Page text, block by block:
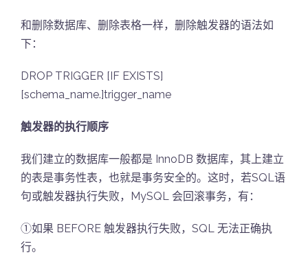
和删除数据库、删除表格一样，删除触发器的语法如
下：
DROP TRIGGER [IF EXISTS]
[schema_name.]trigger_name
触发器的执行顺序
我们建立的数据库一般都是 InnoDB 数据库，其上建立
的表是事务性表，也就是事务安全的。这时，若SQL语
句或触发器执行失败，MySQL 会回滚事务，有：
①如果 BEFORE 触发器执行失败，SQL 无法正确执
行。